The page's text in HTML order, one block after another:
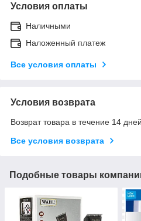
Условия оплаты
Наличными
Наложенный платеж
Все условия оплаты
Условия возврата
Возврат товара в течение 14
Все условия возврата
Подобные товары